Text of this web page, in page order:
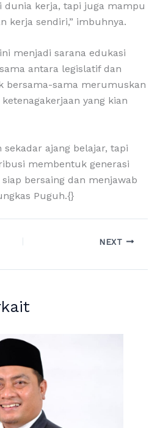
dunia kerja, tapi juga mampu
kerja sendiri,” imbuhnya.
menjadi sarana edukasi
antara legislatif dan
bersama-sama merumuskan
yang kian
ajang belajar, tapi
membentuk generasi
bersaing dan menjawab
Puguh.{}
NEXT